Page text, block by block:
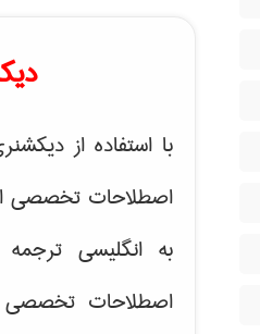
با استفاده از
اصطلاحات تخصصی
به انگلیسی
اصطلاحات